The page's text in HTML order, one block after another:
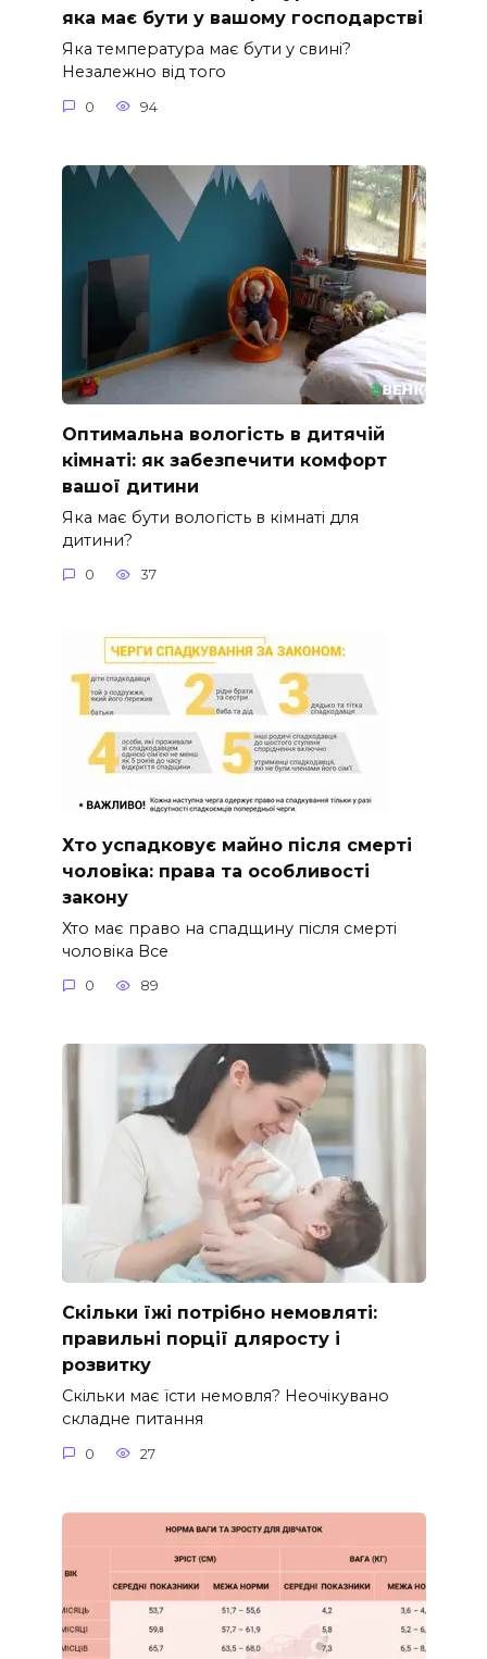
яка має бути у вашому господарстві
Яка температура має бути у свині?
Незалежно від того
0 94
Оптимальна вологість в дитячій
кімнаті: як забезпечити комфорт
вашої дитини
Яка має бути вологість в кімнаті для
дитини?
0 37
Хто успадковує майно після смерті
чоловіка: права та особливості
закону
Хто має право на спадщину після смерті
чоловіка Все
0 89
Скільки їжі потрібно немовляті:
правильні порції дляросту і
розвитку
Скільки має їсти немовля? Неочікувано
складне питання
0 27